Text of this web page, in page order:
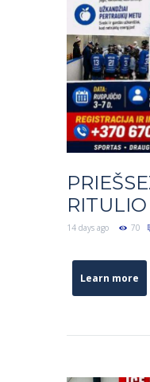
14 days ago 70
Learn more